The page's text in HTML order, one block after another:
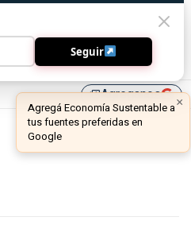
library_addAgreganos ×
Agregá Economía Sustentable a
tus fuentes preferidas en
Google
Seguir